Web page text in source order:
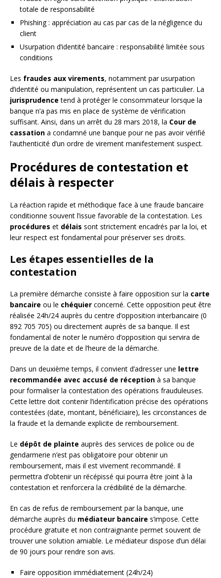
totale de responsabilité
Phishing : appréciation au cas par cas de la négligence du
client
Usurpation d’identité bancaire : responsabilité limitée sous
conditions
Les fraudes aux virements, notamment par usurpation
d’identité ou manipulation, représentent un cas particulier. La
jurisprudence tend à protéger le consommateur lorsque la
banque n’a pas mis en place de système de vérification
suffisant. Ainsi, dans un arrêt du 28 mars 2018, la Cour de
cassation a condamné une banque pour ne pas avoir vérifié
l’authenticité d’un ordre de virement manifestement suspect.
Procédures de contestation et
délais à respecter
La réaction rapide et méthodique face à une fraude bancaire
conditionne souvent l’issue favorable de la contestation. Les
procédures et délais sont strictement encadrés par la loi, et
leur respect est fondamental pour préserver ses droits.
Les étapes essentielles de la
contestation
La première démarche consiste à faire opposition sur la carte
bancaire ou le chéquier concerné. Cette opposition peut être
réalisée 24h/24 auprès du centre d’opposition interbancaire (0
892 705 705) ou directement auprès de sa banque. Il est
fondamental de noter le numéro d’opposition qui servira de
preuve de la date et de l’heure de la démarche.
Dans un deuxième temps, il convient d’adresser une lettre
recommandée avec accusé de réception à sa banque
pour formaliser la contestation des opérations frauduleuses.
Cette lettre doit contenir l’identification précise des opérations
contestées (date, montant, bénéficiaire), les circonstances de
la fraude et la demande explicite de remboursement.
Le dépôt de plainte auprès des services de police ou de
gendarmerie n’est pas obligatoire pour obtenir un
remboursement, mais il est vivement recommandé. Il
permettra d’obtenir un récépissé qui pourra être joint à la
contestation et renforcera la crédibilité de la démarche.
En cas de refus de remboursement par la banque, une
démarche auprès du médiateur bancaire s’impose. Cette
procédure gratuite et non contraignante permet souvent de
trouver une solution amiable. Le médiateur dispose d’un délai
de 90 jours pour rendre son avis.
Faire opposition immédiatement (24h/24)